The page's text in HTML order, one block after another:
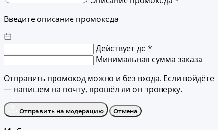
Введите описание промокода
Действует до *
Минимальная сумма заказа
Отправить промокод можно и без входа. Если войдёте
— напишем на почту, прошёл ли он проверку.
Отправить на модерацию Отмена